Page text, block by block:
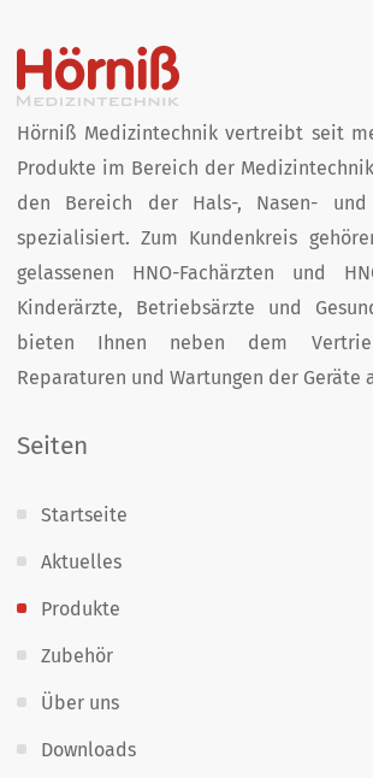
Hörniß Medizintechnik vertreibt seit
Produkte im Bereich der
den Bereich der Hals-, Nasen- und
spezialisiert. Zum Kunden­kreis­
gelassenen HNO-Fachärzten und
Kinder­ärzte, Betriebs­ärzte und
bieten Ihnen neben dem
Reparaturen und Wartungen der Geräte
Seiten
Startseite
Aktuelles
Produkte
Zubehör
Über uns
Downloads